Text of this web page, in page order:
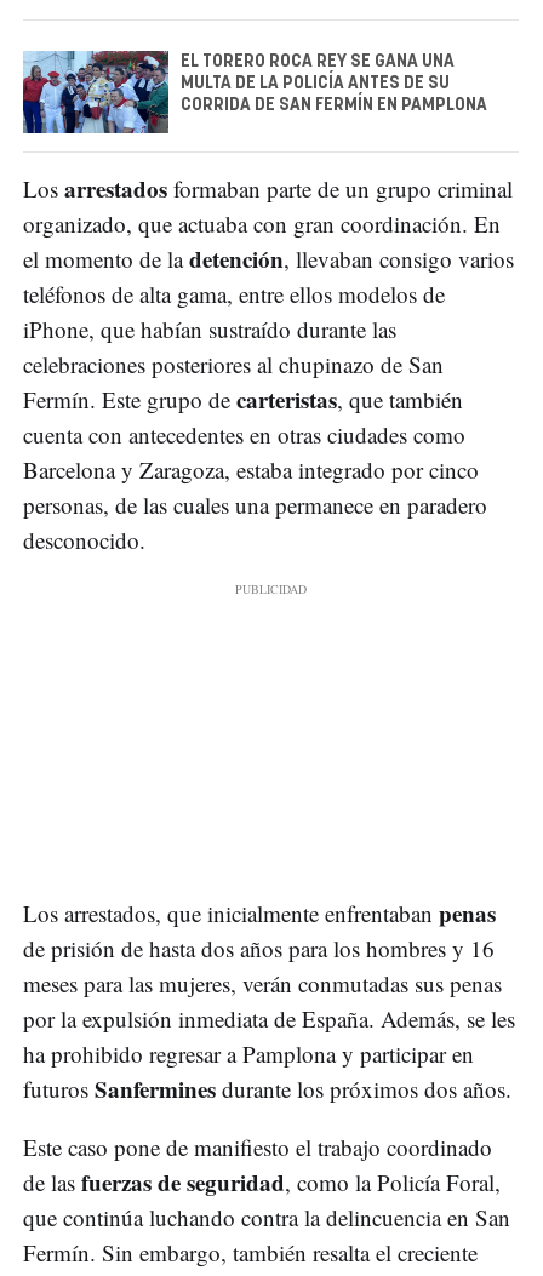
EL TORERO ROCA REY SE GANA UNA
MULTA DE LA POLICÍA ANTES DE SU
CORRIDA DE SAN FERMÍN EN PAMPLONA
Los arrestados formaban parte de un grupo criminal
organizado, que actuaba con gran coordinación. En
el momento de ladetención, llevaban consigo varios
teléfonos de alta gama, entre ellos modelos de
iPhone, que habían sustraído durante las
celebraciones posteriores al chupinazo de San
Fermín. Este grupo de carteristas, que también
cuenta con antecedentes en otras ciudades como
Barcelona y Zaragoza, estaba integrado por cinco
personas, de las cuales una permanece en paradero
desconocido.
Los arrestados, que inicialmente enfrentaban penas
de prisión de hasta dos años para los hombres y 16
meses para las mujeres, verán conmutadas sus penas
por la expulsión inmediata de España. Además, se les
ha prohibido regresar a Pamplona y participar en
futuros Sanfermines durante los próximos dos años.
Este caso pone de manifiesto el trabajo coordinado
de las fuerzas de seguridad, como la Policía Foral,
que continúa luchando contra la delincuencia en San
Fermín. Sin embargo, también resalta el creciente